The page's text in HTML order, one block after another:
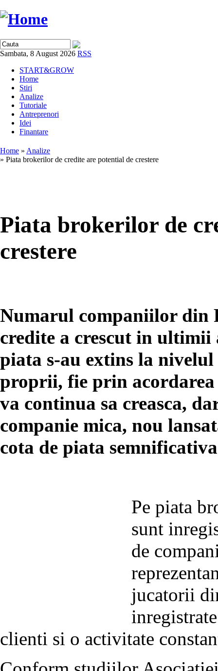
Sambata, 8 August 2026 RSS
START&GROW
Home
Stiri
Analize
Tutoriale
Antreprenori
Idei
Finantare
Home » Analize
» Piata brokerilor de credite are potential de crestere
Piata brokerilor de
crestere
Numarul companiilor din
credite a crescut in ultimii
piata s-au extins la
proprii, fie prin
va continua sa creasca,
companie mica, nou
cota de piata
Pe piata
sunt
de
jucatorii
clienti si o activitate